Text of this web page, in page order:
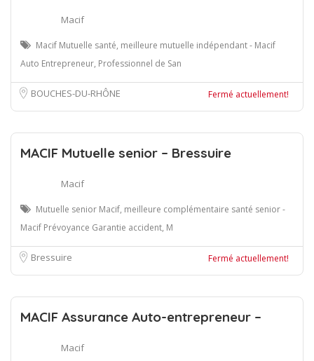
Macif
Macif Mutuelle santé, meilleure mutuelle indépendant - Macif
Auto Entrepreneur, Professionnel de San
BOUCHES-DU-RHÔNE Fermé actuellement!
MACIF Mutuelle senior – Bressuire
Macif
Mutuelle senior Macif, meilleure complémentaire santé senior -
Macif Prévoyance Garantie accident, M
Bressuire Fermé actuellement!
MACIF Assurance Auto-entrepreneur –
Macif